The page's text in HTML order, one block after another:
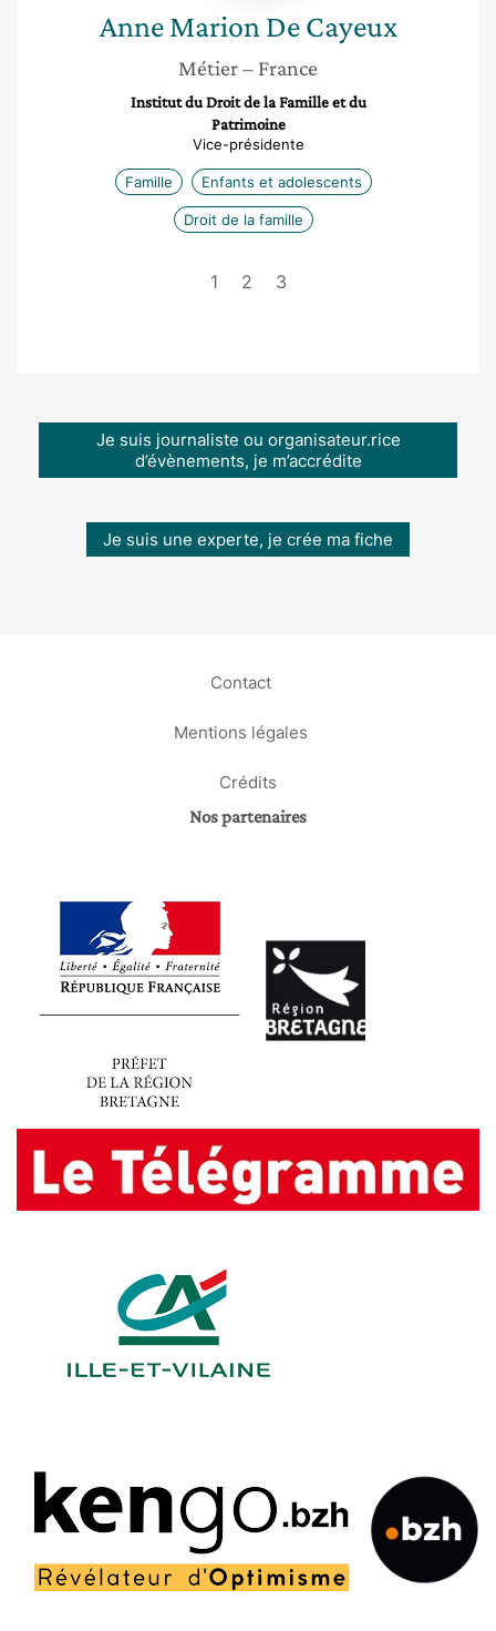
Anne Marion De Cayeux
Métier– France
Institut du Droit de la Famille et du
Patrimoine
Vice-présidente
Famille Enfants et adolescents
Droit de la famille
1 2 3
Je suis journaliste ou organisateur.rice
d’évènements, je m’accrédite
Je suis une experte, je crée ma fiche
Contact
Mentions légales
Crédits
Nos partenaires